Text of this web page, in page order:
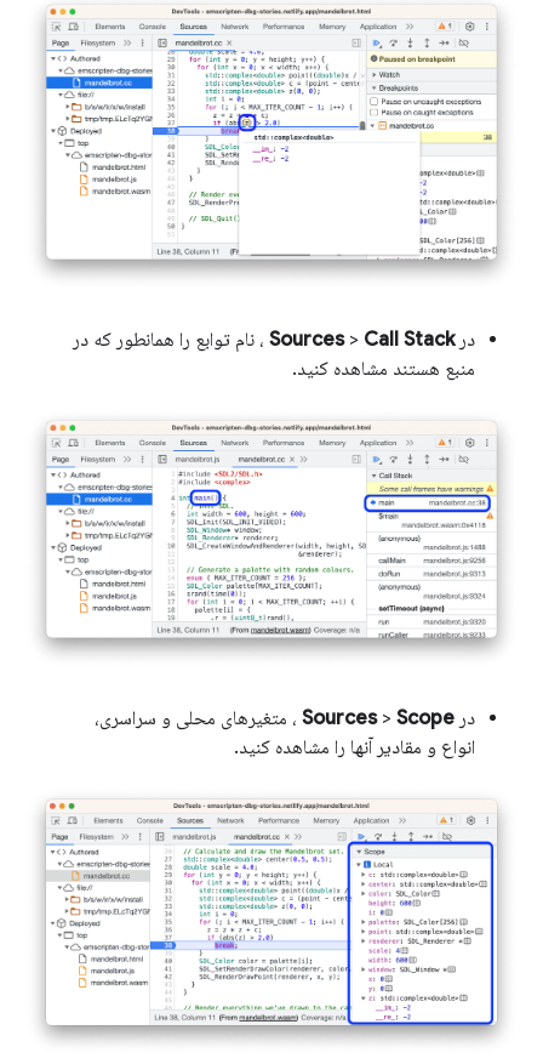
در Sources> Call Stack
، نام توابع را همانطور که در
منبع هستند مشاهده کنید.
در Sources> Scope
، متغیرهای محلی و سراسری،
انواع و مقادیر آنها را مشاهده کنید.